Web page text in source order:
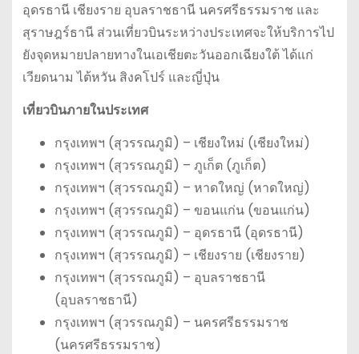
อุดรธานี เชียงราย อุบลราชธานี นครศรีธรรมราช และ
สุราษฎร์ธานี ส่วนเที่ยวบินระหว่างประเทศจะให้บริการไป
ยังจุดหมายปลายทางในเอเชียตะวันออกเฉียงใต้ ได้แก่
เวียดนาม ไต้หวัน สิงคโปร์ และญี่ปุ่น
เที่ยวบินภายในประเทศ
กรุงเทพฯ (สุวรรณภูมิ) – เชียงใหม่ (เชียงใหม่)
กรุงเทพฯ (สุวรรณภูมิ) – ภูเก็ต (ภูเก็ต)
กรุงเทพฯ (สุวรรณภูมิ) – หาดใหญ่ (หาดใหญ่)
กรุงเทพฯ (สุวรรณภูมิ) – ขอนแก่น (ขอนแก่น)
กรุงเทพฯ (สุวรรณภูมิ) – อุดรธานี (อุดรธานี)
กรุงเทพฯ (สุวรรณภูมิ) – เชียงราย (เชียงราย)
กรุงเทพฯ (สุวรรณภูมิ) – อุบลราชธานี
(อุบลราชธานี)
กรุงเทพฯ (สุวรรณภูมิ) – นครศรีธรรมราช
(นครศรีธรรมราช)